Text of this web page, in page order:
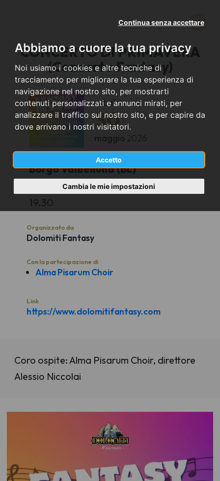
Abbiamo a cuore la tua privacy
Noi usiamo i cookies e altre tecniche di
tracciamento per migliorare la tua esperienza di
navigazione nel nostro sito, per mostrarti
contenuti personalizzati e annunci mirati, per
analizzare il traffico sul nostro sito, e per capire da
dove arrivano i nostri visitatori.
Accetto
Continua senza accettare
Cambia le mie impostazioni
CONCERTO DI PRIMAVERA
(Concerto Fantasy)
sabato
30
maggio 2026
Borgo Valbelluna (BL)
Trichiana (Parco Lotto)
19.30
Organizzato da
Dolomiti Fantasy
Con la partecipazione di
Alma Pisarum Choir
Link
https://www.dolomitifantasy.com
Coro ospite: Alma Pisarum Choir, direttore
Alessio Niccolai